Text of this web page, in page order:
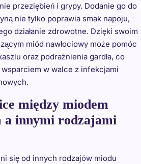
przeziębień i grypy. Dodanie go do
nie tylko poprawia smak napoju,
działanie zdrowotne. Dzięki swoim
miód nawłociowy może pomóc
oraz podrażnienia gardła, co
wsparciem w walce z infekcjami
między miodem
a innymi rodzajami
się od innych rodzajów miodu